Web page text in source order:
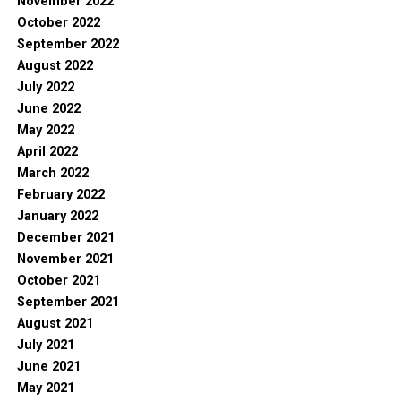
October 2022
September 2022
August 2022
July 2022
June 2022
May 2022
April 2022
March 2022
February 2022
January 2022
December 2021
November 2021
October 2021
September 2021
August 2021
July 2021
June 2021
May 2021